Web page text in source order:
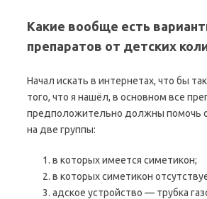
Какие вообще есть
препаратов от детских
Начал искать в интернетах, что бы
того, что я нашёл, в основном все
предположительно должны помочь
на две группы:
в которых имеется симетикон;
в которых симетикон
адское устройство — трубка